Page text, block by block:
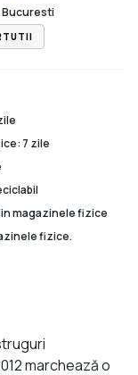
Bucuresti
7 zile
magazinele fizice
fizice.
marchează o